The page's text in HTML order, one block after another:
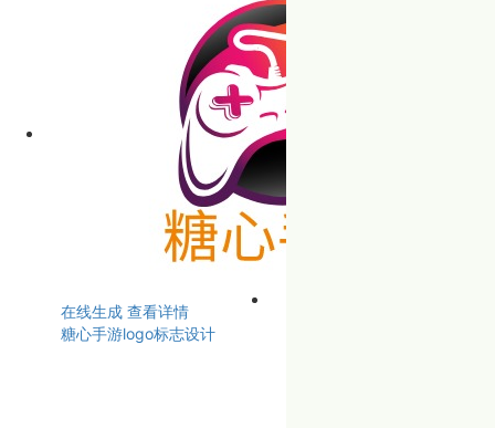
在线生成 查看详情
糖心手游logo标志设计